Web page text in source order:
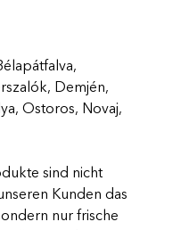
Demjén,
Ostoros, Novaj,
sind nicht
Kunden das
nur frische